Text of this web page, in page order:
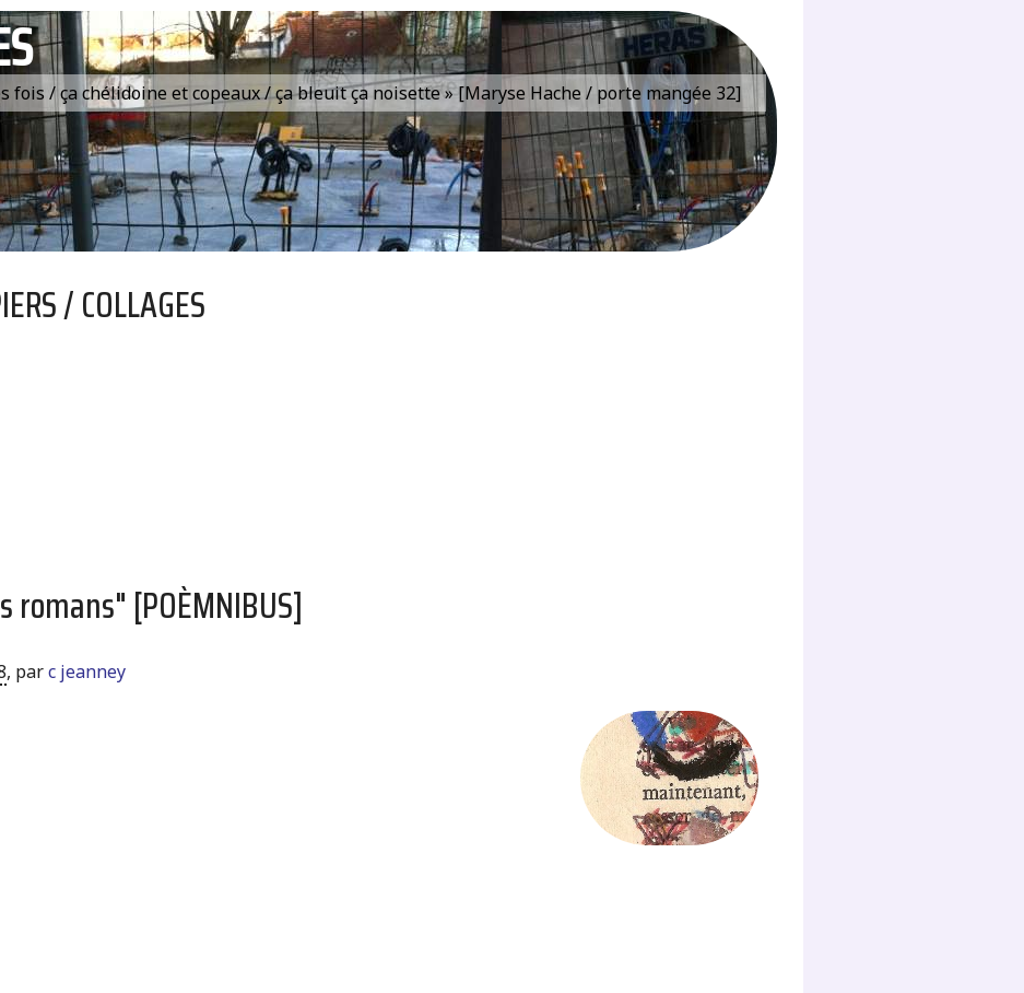
fois / ça chélidoine et copeaux / ça bleuit ça noisette » [Maryse Hache / porte mangée 32]
/ COLLAGES
romans" [POÈMNIBUS]
, parc jeanney